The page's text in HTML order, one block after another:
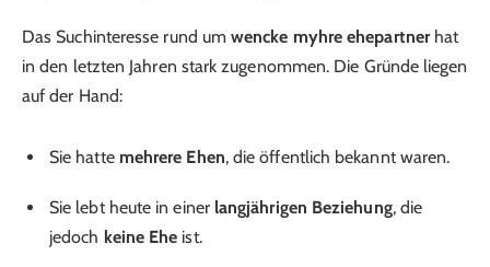
Das Suchinteresse rund umwencke myhre ehepartnerhat
in den letzten Jahren stark zugenommen. Die Gründe liegen
auf der Hand:
Sie hatte mehrere Ehen, die öffentlich bekannt waren.
Sie lebt heute in einer langjährigen Beziehung, die
jedoch keine Ehe ist.